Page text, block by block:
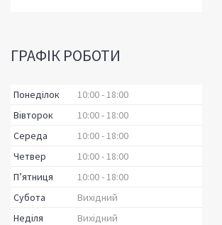
ГРАФІК РОБОТИ
Понеділок 10:00 18:00
Вівторок
10:00 18:00
Середа
10:00 18:00
Четвер
10:00 18:00
Пʼятниця
10:00 18:00
Субота
Вихідний
Неділя
Вихідний